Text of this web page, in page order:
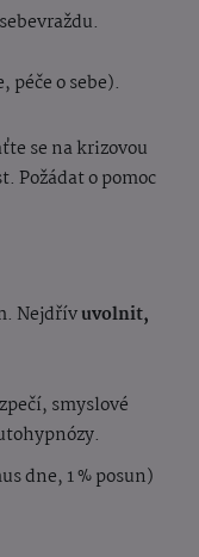
péče o sebe).
se na krizovou
Požádat o pomoc
Nejdřívuvolnit,
smyslové
dne, 1 % posun)